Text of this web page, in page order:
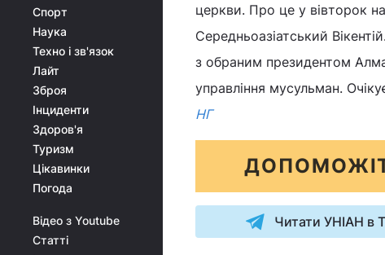
Спорт
Наука
Техно і зв'язок
Лайт
Зброя
Інциденти
Здоров'я
Туризм
Цікавинки
Погода
Відео з Youtube
Статті
церкви. Про це у вівторок
Середньоазіатський
з обраним президентом
управління мусульман.
НГ
Читати УНІАН в